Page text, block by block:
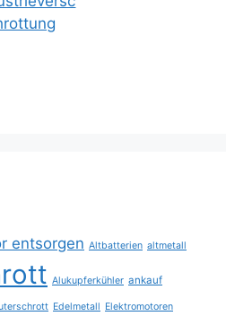
entsorgen Altbatterien altmetall
Alukupferkühler ankauf
Edelmetall Elektromotoren